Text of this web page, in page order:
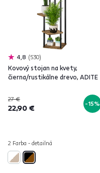
4,8 530
Kovový stojan na kvety,
čierna/rustikálne drevo, ADITE
27 €
22,90 € -15%
2 Farba - detailná